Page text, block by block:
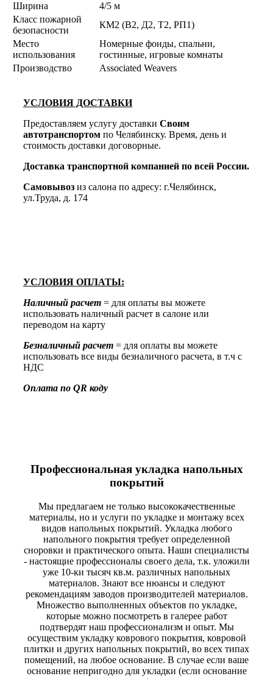
Ширина
4/5 м
Класс пожарной
безопасности
КМ2 (В2, Д2, Т2, РП1)
Место
использования
Номерные фонды, спальни,
гостинные, игровые комнаты
Производство
Associated Weavers
УСЛОВИЯ ОПЛАТЫ:
Наличный расчет = для оплаты вы можете
использовать наличный расчет в салоне или
переводом на карту
Безналичный расчет = для оплаты вы можете
использовать все виды безналичного расчета, в т.ч с
НДС
Оплата по QR коду
УСЛОВИЯ ДОСТАВКИ
Предоставляем услугу доставки Своим
автотранспортом по Челябинску. Время, день и
стоимость доставки договорные.
Доставка транспортной компанией по всей России.
Самовывоз из салона по адресу: г.Челябинск,
ул.Труда, д. 174
Профессиональная укладка напольных
покрытий
Мы предлагаем не только высококачественные
материалы, но и услуги по укладке и монтажу всех
видов напольных покрытий. Укладка любого
напольного покрытия требует определенной
сноровки и практического опыта. Наши специалисты
- настоящие профессионалы своего дела, т.к. уложили
уже 10-ки тысяч кв.м. различных напольных
материалов. Знают все нюансы и следуют
рекомендациям заводов производителей материалов.
Множество выполненных объектов по укладке,
которые можно посмотреть в галерее работ
подтвердят наш профессионализм и опыт. Мы
осуществим укладку коврового покрытия, ковровой
плитки и других напольных покрытий, во всех типах
помещений, на любое основание. В случае если ваше
основание непригодно для укладки (если основание